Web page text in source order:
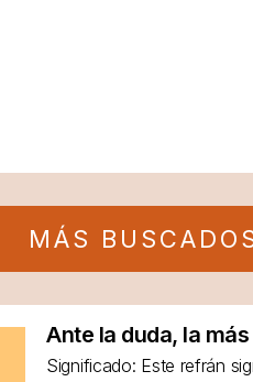
MÁS
Ante la duda, la
Significado: Este refrán